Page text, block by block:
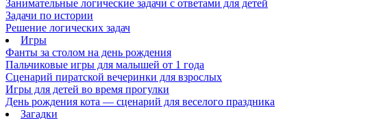
Занимательные логические задачи с ответами для детей
Задачи по истории
Решение логических задач
Игры
Фанты за столом на день рождения
Пальчиковые игры для малышей от 1 года
Сценарий пиратской вечеринки для взрослых
Игры для детей во время прогулки
День рождения кота — сценарий для веселого праздника
Загадки